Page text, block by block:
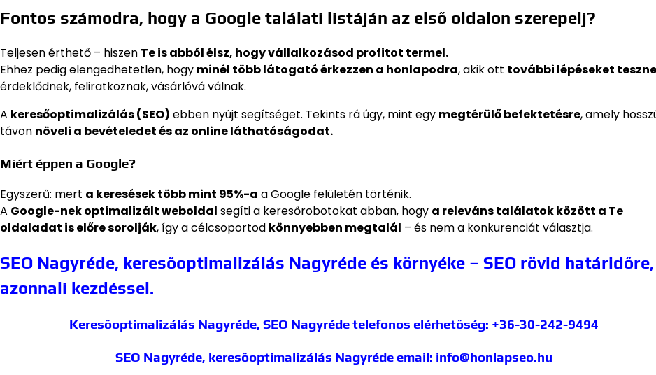
Fontos számodra, hogy a Google találati listáján az első oldalon szerepelj?
Teljesen érthető – hiszen Te is abból élsz, hogy vállalkozásod profitot termel.
Ehhez pedig elengedhetetlen, hogy minél több látogató érkezzen a honlapodra, akik ott további lépéseket
érdeklődnek, feliratkoznak, vásárlóvá válnak.
A keresőoptimalizálás (SEO) ebben nyújt segítséget. Tekints rá úgy, mint egy megtérülő befektetésre, amely
távon növeli a bevételedet és az online láthatóságodat.
Miért éppen a Google?
Egyszerű: mert a keresések több mint 95%-a a Google felületén történik.
A Google-nek optimalizált weboldal segíti a keresőrobotokat abban, hogy a releváns találatok között a Te
oldaladat is előre sorolják, így a célcsoportod könnyebben megtalál – és nem a konkurenciát választja.
SEO Nagyréde, keresőoptimalizálás Nagyréde és környéke – SEO rövid határidőre,
azonnali kezdéssel.
Keresőoptimalizálás Nagyréde, SEO Nagyrédetelefonos elérhetőség: +36-30-242-9494
SEO Nagyréde, keresőoptimalizálás Nagyréde email: info@honlapseo.hu